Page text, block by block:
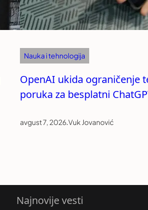
Nauka i tehnologija
OpenAI ukida ograničenje
poruka za besplatni
avgust 7, 2026.Vuk Jovanović
Najnovije vesti